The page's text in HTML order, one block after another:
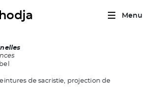
Menu
de sacristie, projection de